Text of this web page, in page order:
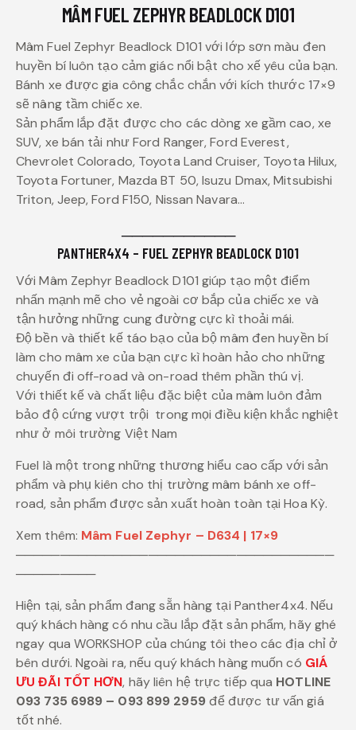
MÂM FUEL ZEPHYR BEADLOCK D101
Mâm Fuel Zephyr Beadlock D101 với lớp sơn màu đen
huyền bí luôn tạo cảm giác nổi bật cho xế yêu của bạn.
Bánh xe được gia công chắc chắn với kích thước 17×9
sẽ nâng tầm chiếc xe.
Sản phẩm lắp đặt được cho các dòng xe gầm cao, xe
SUV, xe bán tải như Ford Ranger, Ford Everest,
Chevrolet Colorado, Toyota Land Cruiser, Toyota Hilux,
Toyota Fortuner, Mazda BT 50, Isuzu Dmax, Mitsubishi
Triton, Jeep, Ford F150, Nissan Navara…
───────────
PANTHER4X4 – FUEL ZEPHYR BEADLOCK D101
Với Mâm Zephyr Beadlock D101 giúp tạo một điểm
nhấn mạnh mẽ cho vẻ ngoài cơ bắp của chiếc xe và
tận hưởng những cung đường cực kì thoải mái.
Độ bền và thiết kế táo bạo của bộ mâm đen huyền bí
làm cho mâm xe của bạn cực kì hoàn hảo cho những
chuyến đi off-road và on-road thêm phần thú vị.
Với thiết kế và chất liệu đặc biệt của mâm luôn đảm
bảo độ cứng vượt trội trong mọi điều kiện khắc nghiệt
như ở môi trường Việt Nam
Fuel là một trong những thương hiểu cao cấp với sản
phẩm và phụ kiên cho thị trường mâm bánh xe off-
road, sản phẩm được sản xuất hoàn toàn tại Hoa Kỳ.
Xem thêm: Mâm Fuel Zephyr – D634 | 17×9
────────────────────────────────────
─────────
Hiện tại, sản phẩm đang sẵn hàng tại Panther4x4. Nếu
quý khách hàng có nhu cầu lắp đặt sản phẩm, hãy ghé
ngay qua WORKSHOP của chúng tôi theo các địa chỉ ở
bên dưới. Ngoài ra, nếu quý khách hàng muốn có GIÁ
ƯU ĐÃI TỐT HƠN, hãy liên hệ trực tiếp qua HOTLINE
093 735 6989 – 093 899 2959để được tư vấn giá
tốt nhé.